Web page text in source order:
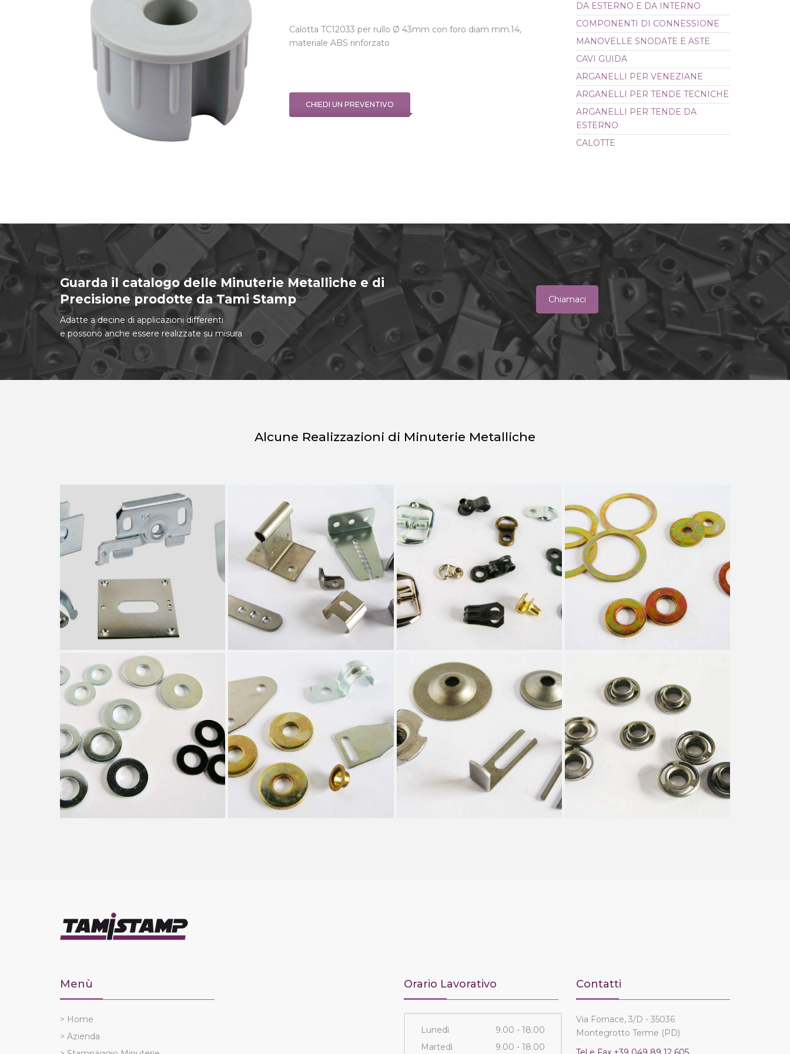
Calotta TC12033 per rullo Ø 43mm con foro diam mm.14,
materiale ABS rinforzato
CHIEDI UN PREVENTIVO
DA ESTERNO E DA INTERNO
COMPONENTI DI CONNESSIONE
MANOVELLE SNODATE E ASTE
CAVI GUIDA
ARGANELLI PER VENEZIANE
ARGANELLI PER TENDE TECNICHE
ARGANELLI PER TENDE DA
ESTERNO
CALOTTE
Guarda il catalogo delle Minuterie Metalliche e di
Precisione prodotte da Tami Stamp
Adatte a decine di applicazioni differenti
e possono anche essere realizzate su misura
Chiamaci
Alcune Realizzazioni di Minuterie Metalliche
Menù
> Home
> Azienda
Orario Lavorativo
Lunedì
9.00 - 18.00
Martedì
9.00 - 18.00
Contatti
Via Fornace, 3/D - 35036
Montegrotto Terme (PD)